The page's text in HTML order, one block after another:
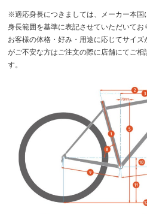
※適応身長につきましては、メーカー本国
身長範囲を基準に表記させていただいてお
お客様の体格・好み・用途に応じてサイ
がご不安な方はご注文の際に店舗にてご相
す。